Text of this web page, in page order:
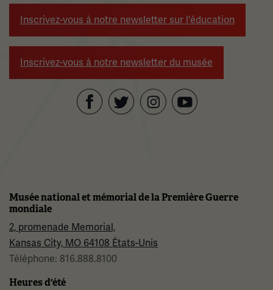
Inscrivez-vous à notre newsletter sur l'éducation
Inscrivez-vous à notre newsletter du musée
Musée national et mémorial de la Première Guerre
mondiale
2, promenade Memorial,
Kansas City, MO 64108 États-Unis
Téléphone: 816.888.8100
Heures d'été